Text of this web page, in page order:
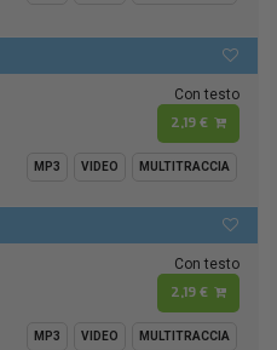
Con testo
2,19 €
MP3 VIDEO MULTITRACCIA
Con testo
2,19 €
MP3 VIDEO MULTITRACCIA